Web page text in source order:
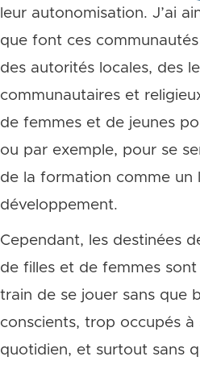
leur autonomisation. J’ai
que font ces
des autorités locales, des
communautaires et
de femmes et de jeunes
ou par exemple, pour se
de la formation comme un
développement.
Cependant, les destinées
de filles et de femmes
train de se jouer sans que
conscients, trop occupés à
quotidien, et surtout sans